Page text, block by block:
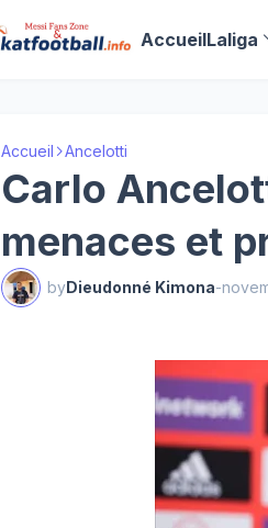
AccueilLaliga
Accueil Ancelotti
Carlo
menaces et
byDieudonné Kimona-